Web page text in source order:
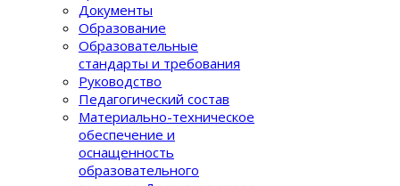
Документы
Образование
Образовательные
стандарты и требования
Руководство
Педагогический состав
Материально-техническое
обеспечение и
оснащенность
образовательного